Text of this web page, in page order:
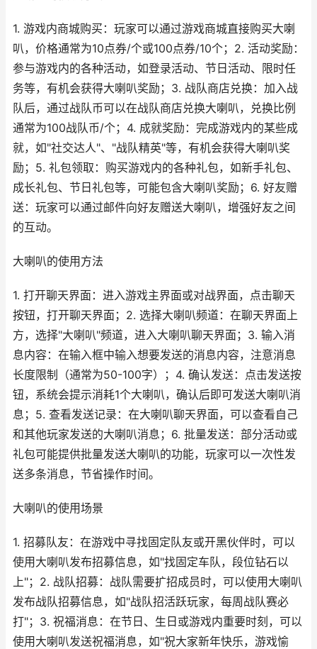
1. 游戏内商城购买：玩家可以通过游戏商城直接购买大喇
叭，价格通常为10点券/个或100点券/10个；2. 活动奖励：
参与游戏内的各种活动，如登录活动、节日活动、限时任
务等，有机会获得大喇叭奖励；3. 战队商店兑换：加入战
队后，通过战队币可以在战队商店兑换大喇叭，兑换比例
通常为100战队币/个；4. 成就奖励：完成游戏内的某些成
就，如"社交达人"、"战队精英"等，有机会获得大喇叭奖
励；5. 礼包领取：购买游戏内的各种礼包，如新手礼包、
成长礼包、节日礼包等，可能包含大喇叭奖励；6. 好友赠
送：玩家可以通过邮件向好友赠送大喇叭，增强好友之间
的互动。
大喇叭的使用方法
1. 打开聊天界面：进入游戏主界面或对战界面，点击聊天
按钮，打开聊天界面；2. 选择大喇叭频道：在聊天界面上
方，选择"大喇叭"频道，进入大喇叭聊天界面；3. 输入消
息内容：在输入框中输入想要发送的消息内容，注意消息
长度限制（通常为50-100字）；4. 确认发送：点击发送按
钮，系统会提示消耗1个大喇叭，确认后即可发送大喇叭消
息；5. 查看发送记录：在大喇叭聊天界面，可以查看自己
和其他玩家发送的大喇叭消息；6. 批量发送：部分活动或
礼包可能提供批量发送大喇叭的功能，玩家可以一次性发
送多条消息，节省操作时间。
大喇叭的使用场景
1. 招募队友：在游戏中寻找固定队友或开黑伙伴时，可以
使用大喇叭发布招募信息，如"找固定车队，段位钻石以
上"；2. 战队招募：战队需要扩招成员时，可以使用大喇叭
发布战队招募信息，如"战队招活跃玩家，每周战队赛必
打"；3. 祝福消息：在节日、生日或游戏内重要时刻，可以
使用大喇叭发送祝福消息，如"祝大家新年快乐，游戏愉